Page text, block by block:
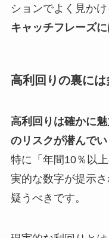
ションでよく見かけ
キャッチフレーズに
高利回りの裏には
高利回りは確かに
のリスクが潜んでい
特に「年間10％以
実的な数字が提示
疑うべきです。